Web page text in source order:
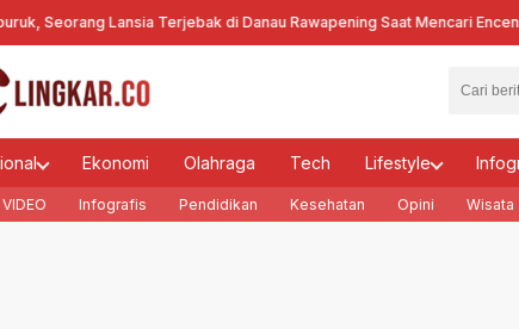
Lansia Terjebak di Danau Rawapening Saat Mencari Enceng
Ekonomi Olahraga Tech Lifestyle
VIDEO Infografis Pendidikan Kesehatan Opini Wisata